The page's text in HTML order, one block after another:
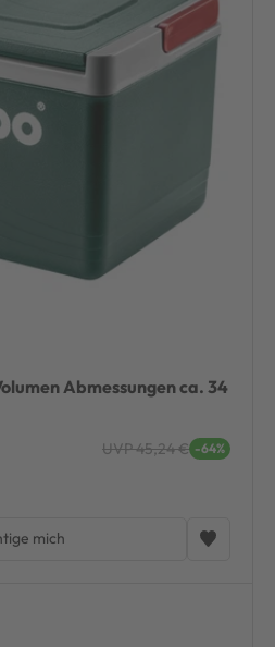
Abmessungen ca. 34
UVP 45,24 € -64%
mich